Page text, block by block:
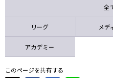
全
リーグ メデ
アカデミー
このページを共有する